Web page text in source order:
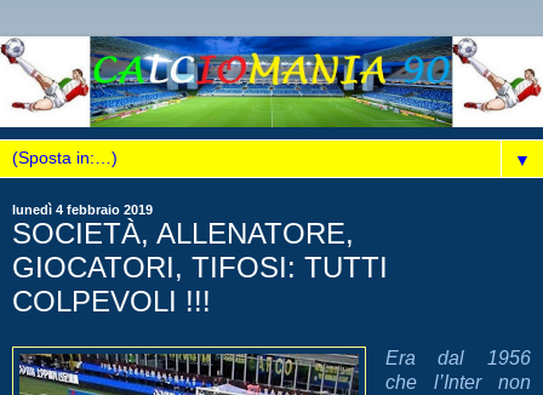
▼
lunedì 4 febbraio 2019
SOCIETÀ, ALLENATORE,
GIOCATORI, TIFOSI: TUTTI
COLPEVOLI !!!
Era dal 1956
che l’Inter non